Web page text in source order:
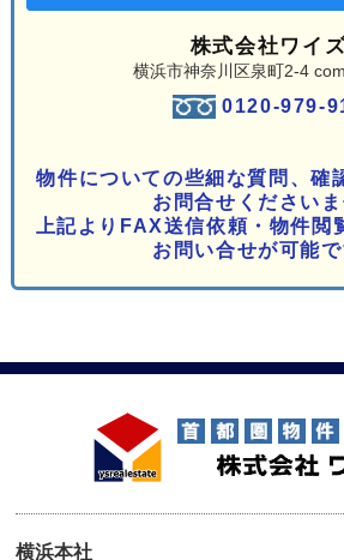
株式会社ワイ
横浜市神奈川区泉町2-4
0120-979-
物件についての些細な質問、確
お問合せくださいま
上記よりFAX送信依頼・物件閲
お問い合せが可能で
横浜本社